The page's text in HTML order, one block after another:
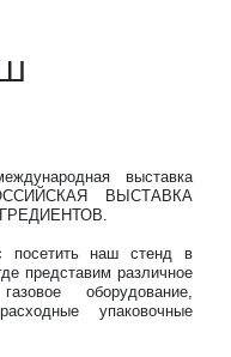
выставка
ВЫСТАВКА
наш стенд в
представим различное
оборудование,
упаковочные